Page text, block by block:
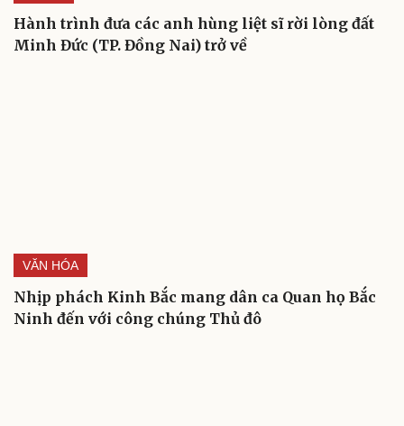
Cải chính
Hành trình đưa các anh hùng liệt sĩ rời lòng đất
Minh Đức (TP. Đồng Nai) trở về
VĂN HÓA
Nhịp phách Kinh Bắc mang dân ca Quan họ Bắc
Ninh đến với công chúng Thủ đô